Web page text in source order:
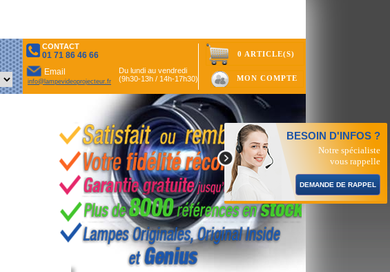
CONTACT
01 71 86 46 66
Email
info@lampevideoprojecteur.fr
Du lundi au vendredi
(9h30-13h / 14h-17h30)
0 ARTICLE(S)
MON COMPTE
BESOIN D'INFOS ?
Notre spécialiste
vous rappelle
DEMANDE DE RAPPEL